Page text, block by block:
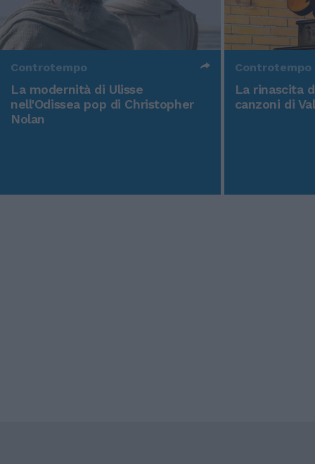
Controtempo
La modernità di Ulisse
nell'Odissea pop di Christopher
Nolan
Controtempo
La rinascita
canzoni di